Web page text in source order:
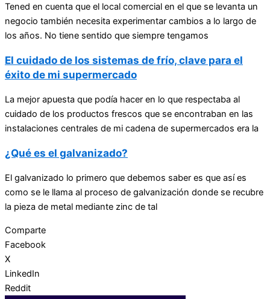
Tened en cuenta que el local comercial en el que se levanta un
negocio también necesita experimentar cambios a lo largo de
los años. No tiene sentido que siempre tengamos
El cuidado de los sistemas de frío, clave para el
éxito de mi supermercado
La mejor apuesta que podía hacer en lo que respectaba al
cuidado de los productos frescos que se encontraban en las
instalaciones centrales de mi cadena de supermercados era la
¿Qué es el galvanizado?
El galvanizado lo primero que debemos saber es que así es
como se le llama al proceso de galvanización donde se recubre
la pieza de metal mediante zinc de tal
Comparte
Facebook
X
LinkedIn
Reddit